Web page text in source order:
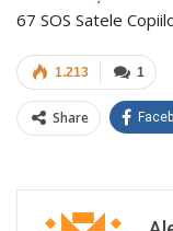
67 SOS Satele
1
1.213
Share